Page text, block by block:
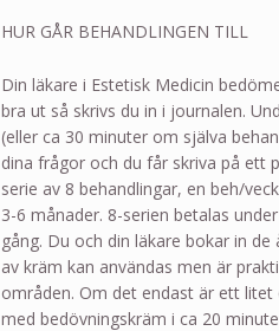
HUR GÅR BEHANDLINGEN TILL
Din läkare i Estetisk Medicin
bra ut så skrivs du in i journalen.
(eller ca 30 minuter om själva
dina frågor och du får skriva på ett
serie av 8 behandlingar, en beh/
3-6 månader. 8-serien betalas
gång. Du och din läkare bokar in
av kräm kan användas men är
områden. Om det endast är ett
med bedövningskräm i ca 20